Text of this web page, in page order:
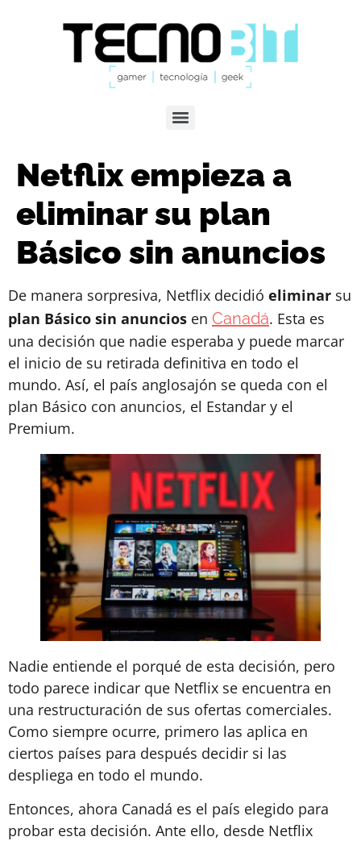
Netflix empieza a
eliminar su plan
Básico sin anuncios
De manera sorpresiva, Netflix decidió eliminar su
plan Básico sin anuncios en Canadá. Esta es
una decisión que nadie esperaba y puede marcar
el inicio de su retirada definitiva en todo el
mundo. Así, el país anglosajón se queda con el
plan Básico con anuncios, el Estandar y el
Premium.
Nadie entiende el porqué de esta decisión, pero
todo parece indicar que Netflix se encuentra en
una restructuración de sus ofertas comerciales.
Como siempre ocurre, primero las aplica en
ciertos países para después decidir si las
despliega en todo el mundo.
Entonces, ahora Canadá es el país elegido para
probar esta decisión. Ante ello, desde Netflix